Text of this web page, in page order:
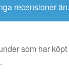
recensioner än.
som har